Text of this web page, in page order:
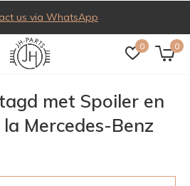
0 0
us via WhatsApp
met Spoiler en
Mercedes-Benz